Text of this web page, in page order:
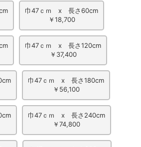
巾47ｃｍ x 長さ60cm
￥18,700
巾47ｃｍ x 長さ120cm
￥37,400
巾47ｃｍ x 長さ180cm
￥56,100
巾47ｃｍ x 長さ240cm
￥74,800